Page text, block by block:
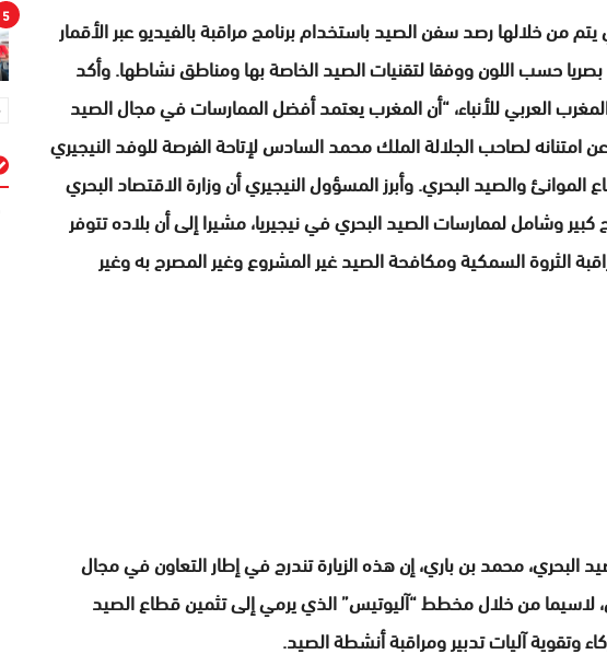
يتم من خلالها رصد سفن الصيد باستخدام برنامج مراقبة بالفيديو عبر الأقمار
حسب اللون ووفقا لتقنيات الصيد الخاصة بها ومناطق نشاطها. وأكد
العربي للأنباء، “أن المغرب يعتمد أفضل الممارسات في مجال الصيد
امتنانه لصاحب الجلالة الملك محمد السادس لإتاحة الفرصة للوفد النيجيري
والصيد البحري. وأبرز المسؤول النيجيري أن وزارة الاقتصاد البحري
وشامل لممارسات الصيد البحري في نيجيريا، مشيرا إلى أن بلاده تتوفر
الثروة السمكية ومكافحة الصيد غير المشروع وغير المصرح به وغير
البحري، محمد بن باري، إن هذه الزيارة تندرج في إطار التعاون في مجال
لاسيما من خلال مخطط “آليوتيس” الذي يرمي إلى تثمين قطاع الصيد
وتقوية آليات تدبير ومراقبة أنشطة الصيد.
5